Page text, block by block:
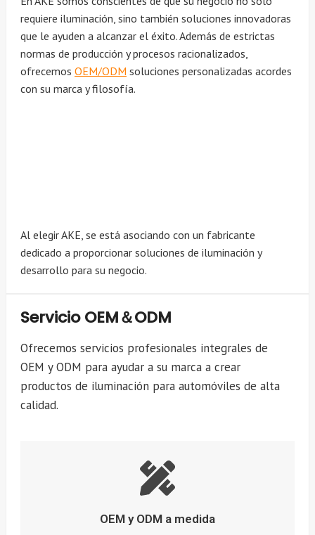
requiere iluminación, sino también soluciones innovadoras
que le ayuden a alcanzar el éxito. Además de estrictas
normas de producción y procesos racionalizados,
ofrecemos OEM/ODM soluciones personalizadas acordes
con su marca y filosofía.
Al elegir AKE, se está asociando con un fabricante
dedicado a proporcionar soluciones de iluminación y
desarrollo para su negocio.
Servicio OEM＆ODM
Ofrecemos servicios profesionales integrales de
OEM y ODM para ayudar a su marca a crear
productos de iluminación para automóviles de alta
calidad.
OEM y ODM a medida